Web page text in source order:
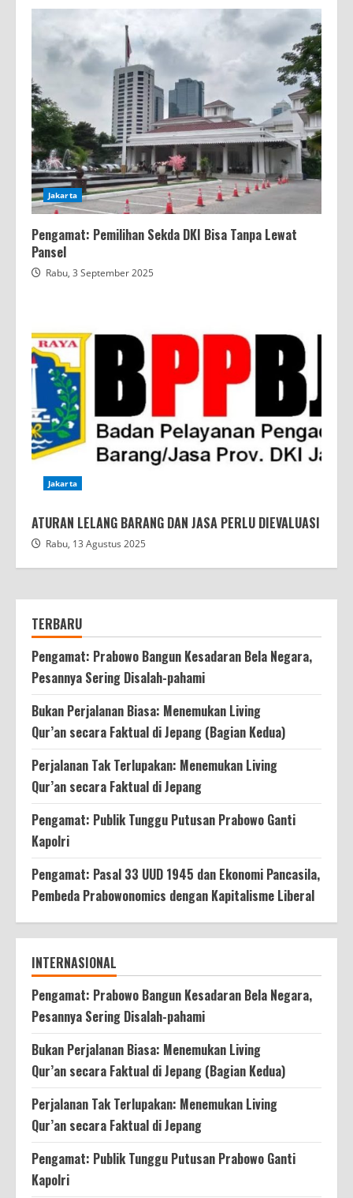
Jakarta
Pengamat: Pemilihan Sekda DKI Bisa Tanpa Lewat
Pansel
Rabu, 3 September 2025
Jakarta
ATURAN LELANG BARANG DAN JASA PERLU DIEVALUASI
Rabu, 13 Agustus 2025
TERBARU
Pengamat: Prabowo Bangun Kesadaran Bela Negara,
Pesannya Sering Disalah-pahami
Bukan Perjalanan Biasa: Menemukan Living
Qur’an secara Faktual di Jepang (Bagian Kedua)
Perjalanan Tak Terlupakan: Menemukan Living
Qur’an secara Faktual di Jepang
Pengamat: Publik Tunggu Putusan Prabowo Ganti
Kapolri
Pengamat: Pasal 33 UUD 1945 dan Ekonomi Pancasila,
Pembeda Prabowonomics dengan Kapitalisme Liberal
INTERNASIONAL
Pengamat: Prabowo Bangun Kesadaran Bela Negara,
Pesannya Sering Disalah-pahami
Bukan Perjalanan Biasa: Menemukan Living
Qur’an secara Faktual di Jepang (Bagian Kedua)
Perjalanan Tak Terlupakan: Menemukan Living
Qur’an secara Faktual di Jepang
Pengamat: Publik Tunggu Putusan Prabowo Ganti
Kapolri